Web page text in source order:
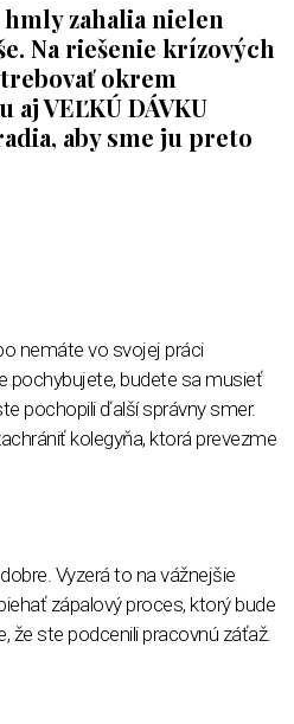
zahalia nielen
Na riešenie krízových
okrem
VEĽKÚ DÁVKU
aby sme ju preto
nemáte vo svojej práci
pochybujete, budete sa musieť
pochopili ďalší správny smer.
kolegyňa, ktorá prevezme
Vyzerá to na vážnejšie
zápalový proces, ktorý bude
že ste podcenili pracovnú záťaž.